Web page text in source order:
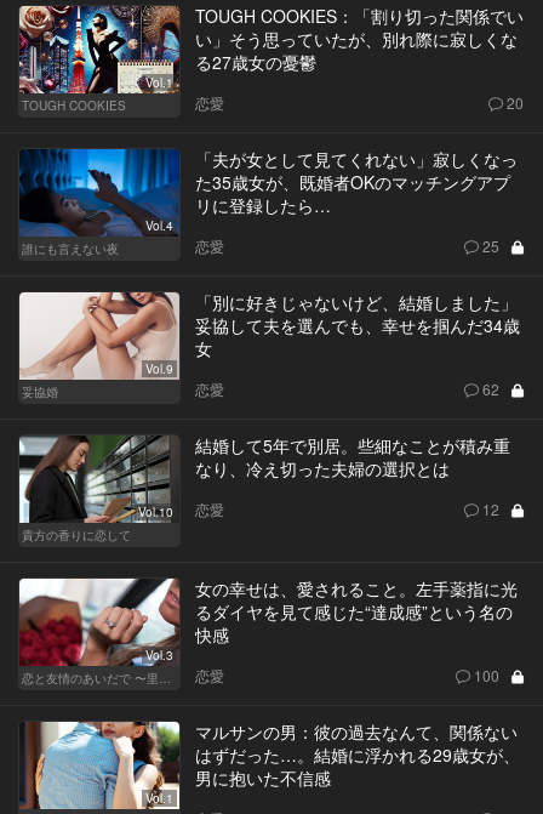
Vol.1
TOUGH COOKIES
TOUGH COOKIES：「割り切った関係でい
い」そう思っていたが、別れ際に寂しくな
る27歳女の憂鬱
恋愛 20
Vol.4
誰にも言えない夜
「夫が女として見てくれない」寂しくなっ
た35歳女が、既婚者OKのマッチングアプ
リに登録したら…
恋愛 25
Vol.9
妥協婚
「別に好きじゃないけど、結婚しました」
妥協して夫を選んでも、幸せを掴んだ34歳
女
恋愛 62
Vol.10
貴方の香りに恋して
結婚して5年で別居。些細なことが積み重
なり、冷え切った夫婦の選択とは
恋愛 12
Vol.3
恋と友情のあいだで 〜里奈 Ver.〜
女の幸せは、愛されること。左手薬指に光
るダイヤを見て感じた“達成感”という名の
快感
恋愛 100
Vol.1
マルサンの男：彼の過去なんて、関係ない
はずだった…。結婚に浮かれる29歳女が、
男に抱いた不信感